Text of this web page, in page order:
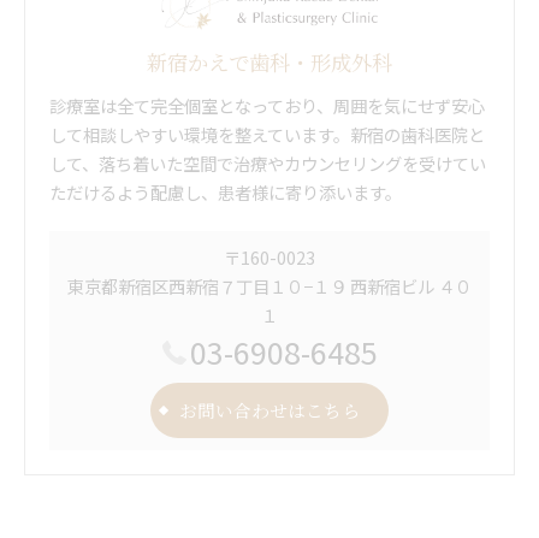
新宿かえで歯科・形成外科
診療室は全て完全個室となっており、周囲を気にせず安心
して相談しやすい環境を整えています。新宿の歯科医院と
して、落ち着いた空間で治療やカウンセリングを受けてい
ただけるよう配慮し、患者様に寄り添います。
〒160-0023
東京都新宿区西新宿７丁目１０−１９ 西新宿ビル ４０
１
03-6908-6485
お問い合わせはこちら